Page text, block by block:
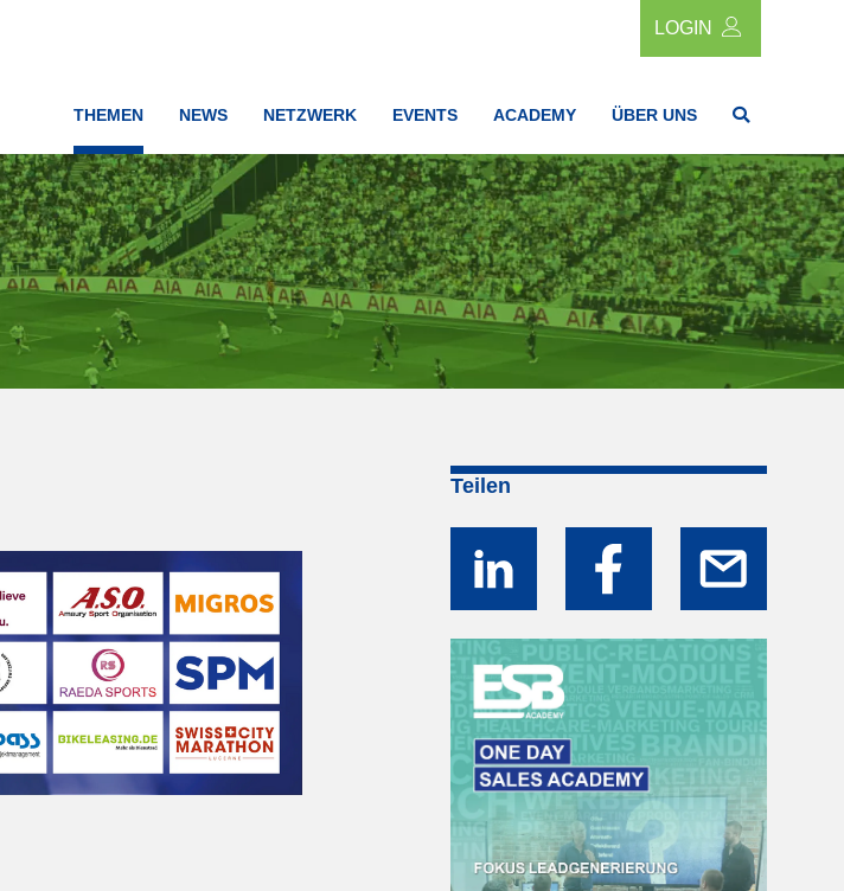
LOGIN
THEMEN NEWS NETZWERK EVENTS ACADEMY ÜBER UNS
Teilen